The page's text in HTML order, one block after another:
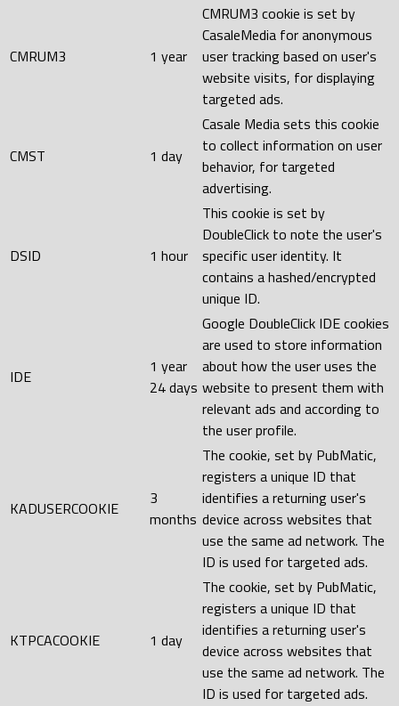
CMRUM3 1 year
CMRUM3 cookie is set by
CasaleMedia for anonymous
user tracking based on user's
website visits, for displaying
targeted ads.
CMST 1 day
Casale Media sets this cookie
to collect information on user
behavior, for targeted
advertising.
DSID 1 hour
This cookie is set by
DoubleClick to note the user's
specific user identity. It
contains a hashed/encrypted
unique ID.
IDE
1 year
24 days
Google DoubleClick IDE cookies
are used to store information
about how the user uses the
website to present them with
relevant ads and according to
the user profile.
KADUSERCOOKIE
3
months
The cookie, set by PubMatic,
registers a unique ID that
identifies a returning user's
device across websites that
use the same ad network. The
ID is used for targeted ads.
KTPCACOOKIE 1 day
The cookie, set by PubMatic,
registers a unique ID that
identifies a returning user's
device across websites that
use the same ad network. The
ID is used for targeted ads.